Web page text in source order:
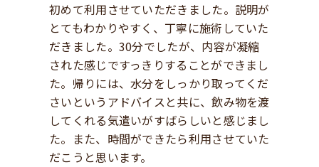
初めて利用させていただきました。説明が
とてもわかりやすく、丁寧に施術していた
だきました。30分でしたが、内容が凝縮
された感じですっきりすることができまし
た。帰りには、水分をしっかり取ってくだ
さいというアドバイスと共に、飲み物を渡
してくれる気遣いがすばらしいと感じまし
た。また、時間ができたら利用させていた
だこうと思います。